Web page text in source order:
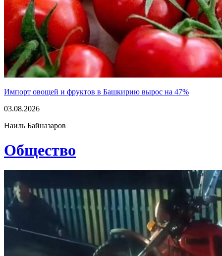
Импорт овощей и фруктов в Башкирию вырос на 47%
03.08.2026
Наиль Байназаров
Общество